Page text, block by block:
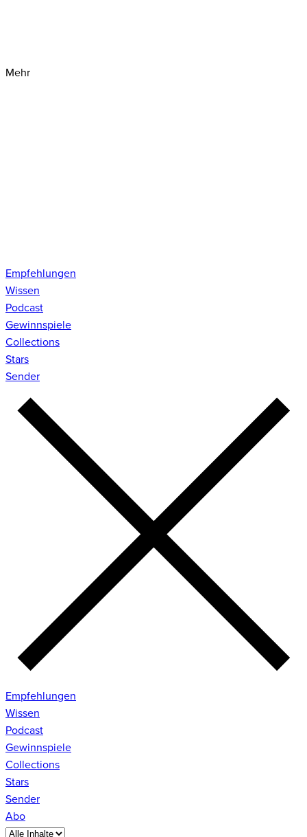
Mehr
Empfehlungen
Wissen
Podcast
Gewinnspiele
Collections
Stars
Sender
Empfehlungen
Wissen
Podcast
Gewinnspiele
Collections
Stars
Sender
Abo